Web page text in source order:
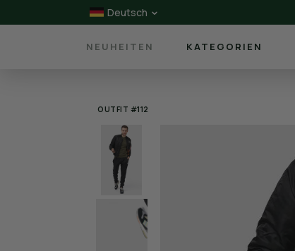
Deutsch
NEUHEITEN KATEGORIEN
OUTFIT #112